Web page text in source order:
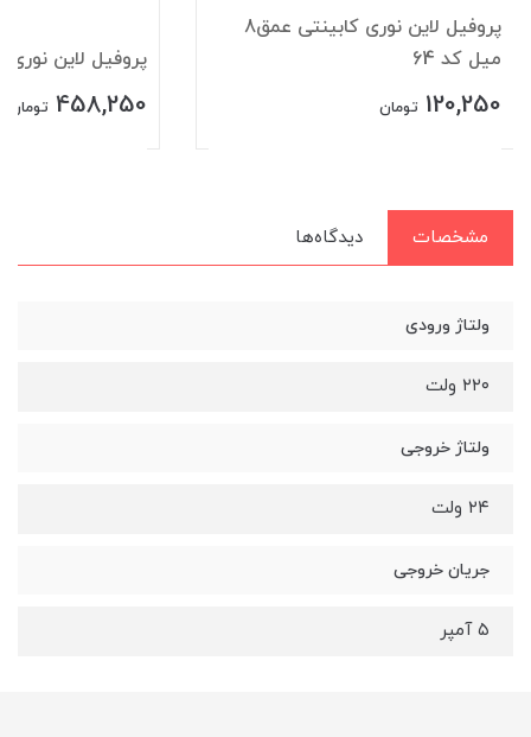
پروفیل لاین نوری کابینتی عمق8
میل کد 64
120,250 تومان
پروفیل لاین نوری
458,250 تومان
مشخصات دیدگاه‌ها
ولتاژ ورودی
۲۲۰ ولت
ولتاژ خروجی
۲۴ ولت
جریان خروجی
۵ آمپر